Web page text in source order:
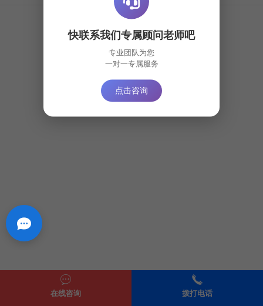
在线咨询 拨打电话
快联系我们专属顾问老师吧
专业团队为您
一对一专属服务
点击咨询